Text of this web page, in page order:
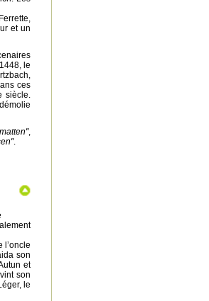
et un
le
ces
siècle.
,
.
l’oncle
son
et
son
le